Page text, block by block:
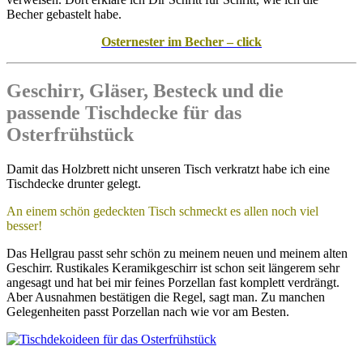
Becher gebastelt habe.
Osternester im Becher – click
Geschirr, Gläser, Besteck und die
passende Tischdecke für das
Osterfrühstück
Damit das Holzbrett nicht unseren Tisch verkratzt habe ich eine
Tischdecke drunter gelegt.
An einem schön gedeckten Tisch schmeckt es allen noch viel
besser!
Das Hellgrau passt sehr schön zu meinem neuen und meinem alten
Geschirr. Rustikales Keramikgeschirr ist schon seit längerem sehr
angesagt und hat bei mir feines Porzellan fast komplett verdrängt.
Aber Ausnahmen bestätigen die Regel, sagt man. Zu manchen
Gelegenheiten passt Porzellan nach wie vor am Besten.